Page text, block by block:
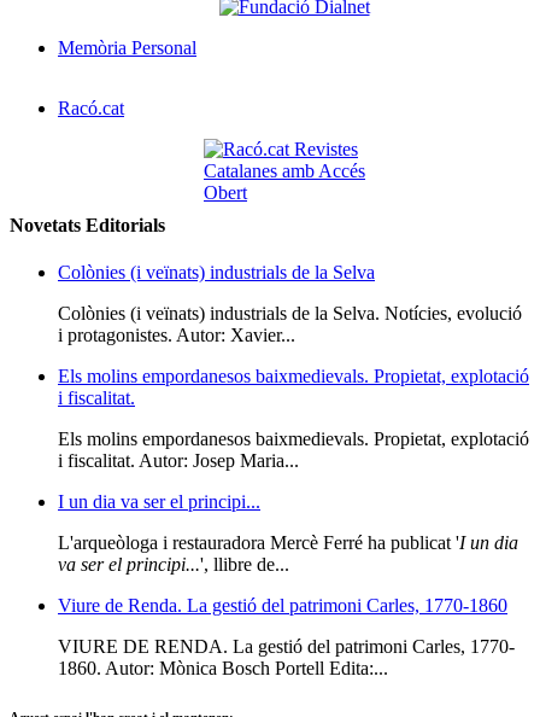
Memòria Personal
Racó.cat
Novetats Editorials
Colònies (i veïnats) industrials de la Selva
Colònies (i veïnats) industrials de la Selva. Notícies, evolució
i protagonistes. Autor: Xavier...
Els molins empordanesos baixmedievals. Propietat, explotació
i fiscalitat.
Els molins empordanesos baixmedievals. Propietat, explotació
i fiscalitat. Autor: Josep Maria...
I un dia va ser el principi...
L'arqueòloga i restauradora Mercè Ferré ha publicat 'I un dia
va ser el principi...', llibre de...
Viure de Renda. La gestió del patrimoni Carles, 1770-1860
VIURE DE RENDA. La gestió del patrimoni Carles, 1770-
1860. Autor: Mònica Bosch Portell Edita:...